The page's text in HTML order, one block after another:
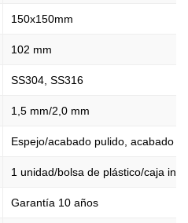
150x150mm
102 mm
SS304, SS316
1,5 mm/2,0 mm
Espejo/acabado pulido, acabado
1 unidad/bolsa de plástico/caja
Garantía 10 años